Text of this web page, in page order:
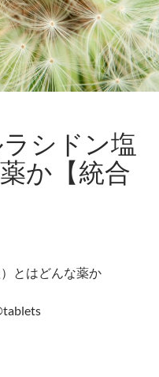
シドン塩
か【統合
とはどんな薬か